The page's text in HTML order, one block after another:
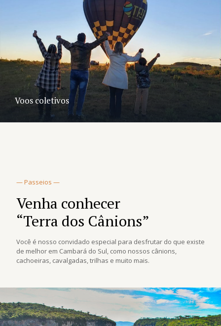
Voos coletivos
— Passeios —
Venha conhecer
“Terra dos Cânions”
Você é nosso convidado especial para desfrutar do que existe
de melhor em Cambará do Sul, como nossos cânions,
cachoeiras, cavalgadas, trilhas e muito mais.